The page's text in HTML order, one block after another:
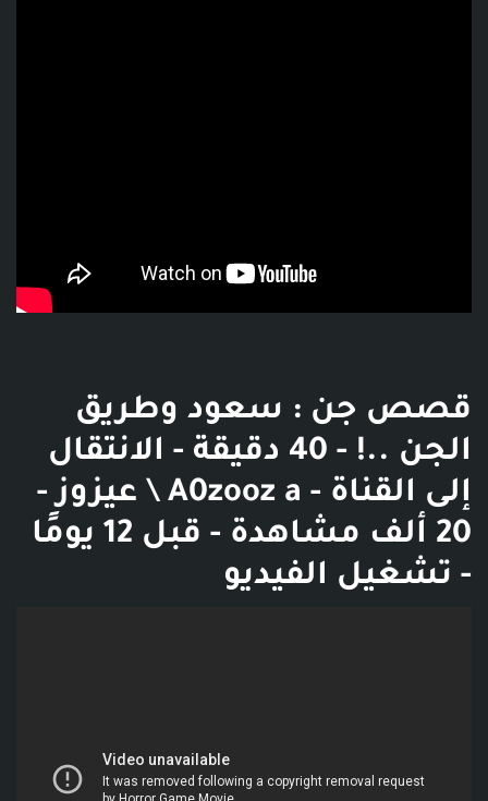
قصص جن : سعود وطريق
الجن ..! - 40 دقيقة - الانتقال
إلى القناة - A0zooz a \ عيزوز -
20 ألف مشاهدة - قبل 12 يومًا
- تشغيل الفيديو